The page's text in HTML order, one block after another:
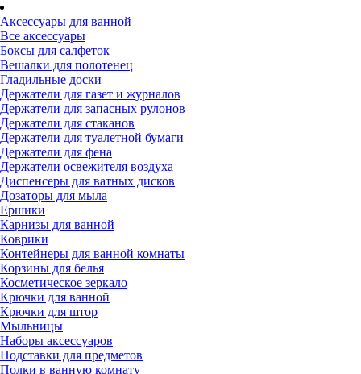
Аксессуары для ванной
Все аксессуары
Боксы для салфеток
Вешалки для полотенец
Гладильные доски
Держатели для газет и журналов
Держатели для запасных рулонов
Держатели для стаканов
Держатели для туалетной бумаги
Держатели для фена
Держатели освежителя воздуха
Диспенсеры для ватных дисков
Дозаторы для мыла
Ершики
Карнизы для ванной
Коврики
Контейнеры для ванной комнаты
Корзины для белья
Косметическое зеркало
Крючки для ванной
Крючки для штор
Мыльницы
Наборы аксессуаров
Подставки для предметов
Полки в ванную комнату